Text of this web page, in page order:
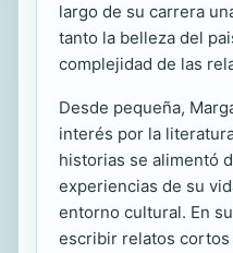
largo de su carrera
tanto la belleza del
complejidad de las
Desde pequeña,
interés por la
historias se alimentó
experiencias de su
entorno cultural. En
escribir relatos